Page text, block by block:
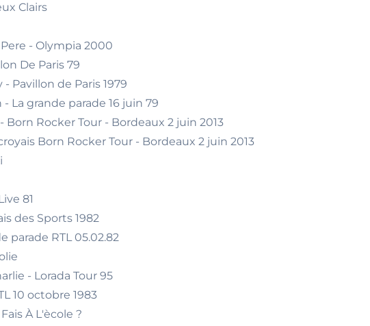
Clairs
- Olympia 2000
De Paris 79
Pavillon de Paris 1979
La grande parade 16 juin 79
Born Rocker Tour - Bordeaux 2 juin 2013
Born Rocker Tour - Bordeaux 2 juin 2013
81
des Sports 1982
parade RTL 05.02.82
- Lorada Tour 95
10 octobre 1983
À L'ècole ?